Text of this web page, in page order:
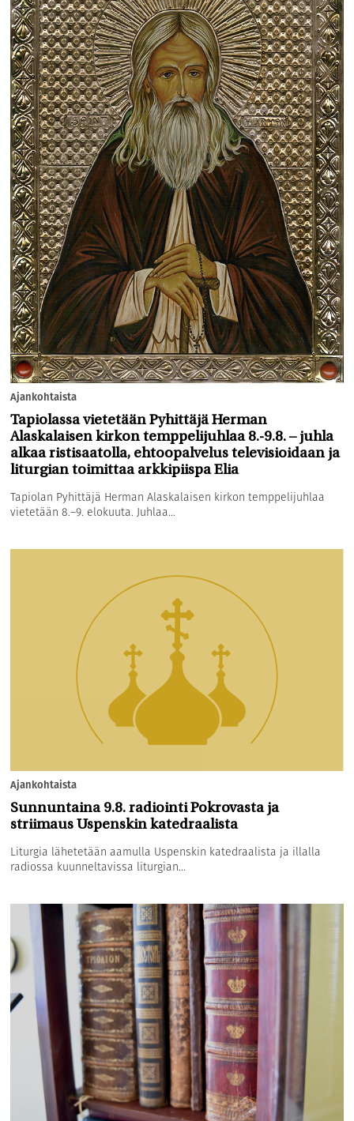
Ajankohtaista
Tapiolassa vietetään Pyhittäjä Herman
Alaskalaisen kirkon temppelijuhlaa 8.-9.8. – juhla
alkaa ristisaatolla, ehtoopalvelus televisioidaan ja
liturgian toimittaa arkkipiispa Elia
Tapiolan Pyhittäjä Herman Alaskalaisen kirkon temppelijuhlaa
vietetään 8.–9. elokuuta. Juhlaa...
Ajankohtaista
Sunnuntaina 9.8. radiointi Pokrovasta ja
striimaus Uspenskin katedraalista
Liturgia lähetetään aamulla Uspenskin katedraalista ja illalla
radiossa kuunneltavissa liturgian...